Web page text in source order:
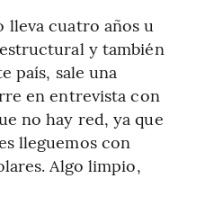
lleva cuatro años u
y también
país, sale una
en entrevista con
no hay red, ya que
lleguemos con
Algo limpio,